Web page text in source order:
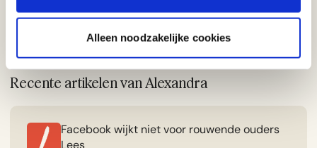
Alleen noodzakelijke cookies
Recente artikelen van Alexandra
Facebook wijkt niet voor rouwende ouders
Lees